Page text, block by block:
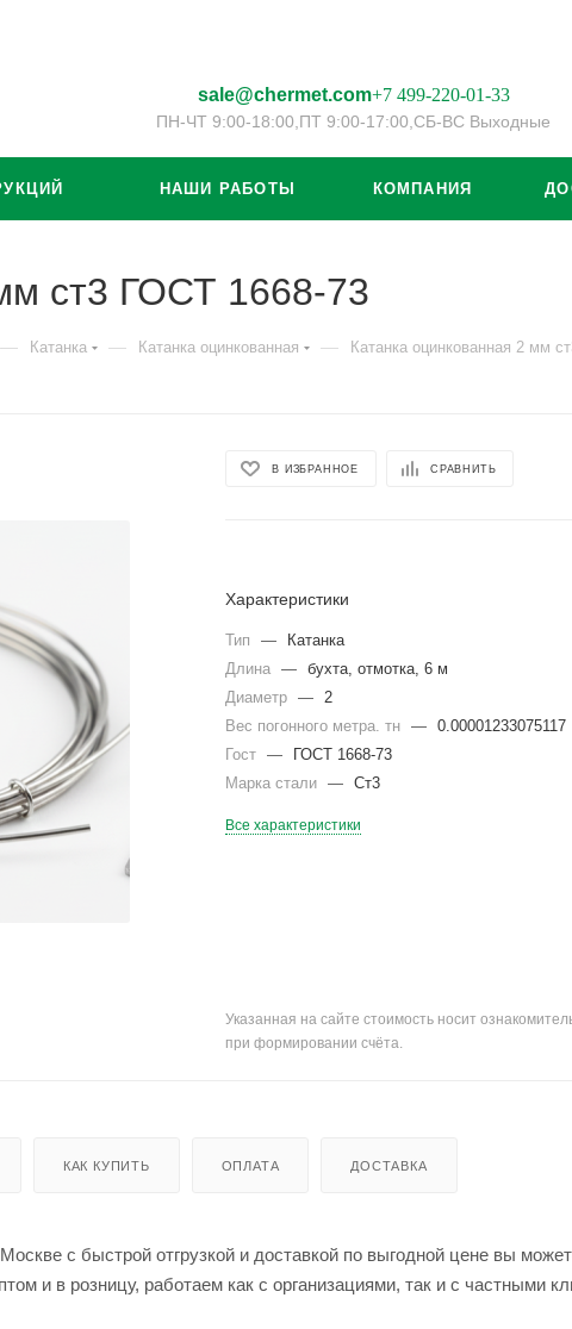
sale@chermet.com+7 499-220-01-33
ПН-ЧТ 9:00-18:00, ПТ 9:00-17:00, СБ-ВС Выходные
НАШИ РАБОТЫ КОМПАНИЯ
ст3 ГОСТ 1668-73
— Катанка — Катанка оцинкованная — Катанка оцинкованная 2 мм
В ИЗБРАННОЕ СРАВНИТЬ
Характеристики
Тип —
Катанка
Длина
—
бухта, отмотка, 6 м
Диаметр
—
2
Вес погонного метра. тн
—
0.00001233075117
Гост
—
ГОСТ 1668-73
Марка стали
— Ст3
Все характеристики
Указанная на сайте стоимость носит
при формировании счёта.
КАК КУПИТЬ ОПЛАТА ДОСТАВКА
с быстрой отгрузкой и доставкой по выгодной цене вы
и в розницу, работаем как с организациями, так и с частными